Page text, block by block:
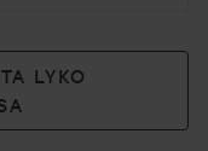
LYKO